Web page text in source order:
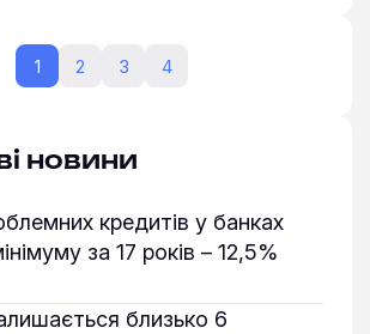
1 2 3 4
новини
кредитів у банках
за 17 років – 12,5%
близько 6